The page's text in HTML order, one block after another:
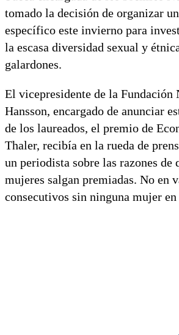
tomado la decisión de organizar
específico este invierno para
la escasa diversidad sexual y
galardones.
El vicepresidente de la Fundación
Hansson, encargado de anunciar
de los laureados, el premio de
Thaler, recibía en la rueda de
un periodista sobre las razones de
mujeres salgan premiadas. No en
consecutivos sin ninguna mujer en